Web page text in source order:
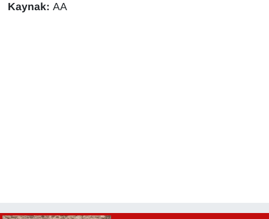
Kaynak: AA
Resmi İlanlar